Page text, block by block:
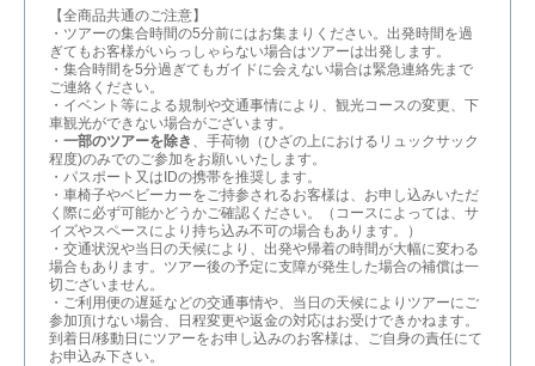
【全商品共通のご注意】
・ツアーの集合時間の5分前にはお集まりください。出発時間を過
ぎてもお客様がいらっしゃらない場合はツアーは出発します。
・集合時間を5分過ぎてもガイドに会えない場合は緊急連絡先まで
ご連絡ください。
・イベント等による規制や交通事情により、観光コースの変更、下
車観光ができない場合がございます。
・ 一部のツアーを除き 、手荷物（ひざの上におけるリュックサック
程度)のみでのご参加をお願いいたします。
・パスポート又はIDの携帯を推奨します。
・車椅子やベビーカーをご持参されるお客様は、お申し込みいただ
く際に必ず可能かどうかご確認ください。（コースによっては、サ
イズやスペースにより持ち込み不可の場合もあります。）
・交通状況や当日の天候により、出発や帰着の時間が大幅に変わる
場合もあります。ツアー後の予定に支障が発生した場合の補償は一
切ございません。
・ご利用便の遅延などの交通事情や、当日の天候によりツアーにご
参加頂けない場合、日程変更や返金の対応はお受けできかねます。
到着日/移動日にツアーをお申し込みのお客様は、ご自身の責任にて
お申込み下さい。